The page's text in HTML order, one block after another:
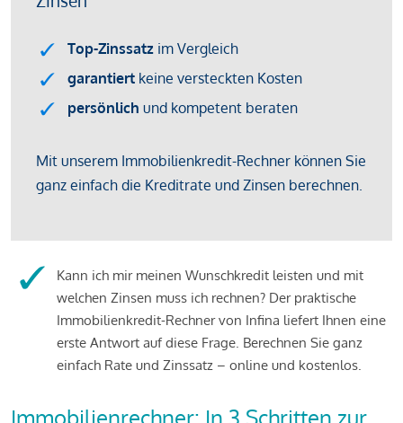
Kann ich mir meinen Wunschkredit leisten und mit
welchen Zinsen muss ich rechnen? Der praktische
Immobilienkredit-Rechner von Infina liefert Ihnen eine
erste Antwort auf diese Frage. Berechnen Sie ganz
einfach Rate und Zinssatz – online und kostenlos.